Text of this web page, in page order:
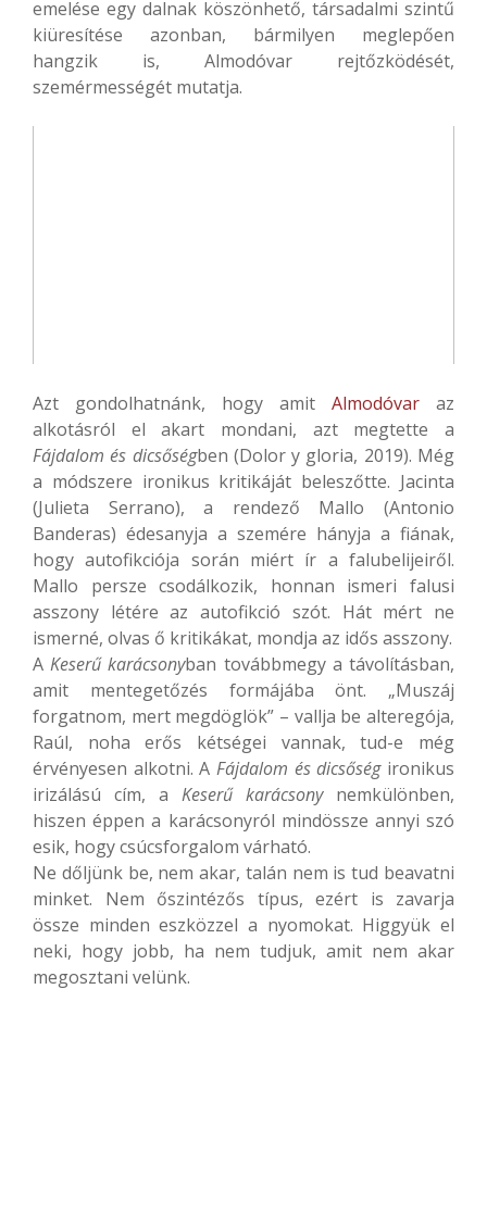
emelése egy dalnak köszönhető, társadalmi szintű
kiüresítése azonban, bármilyen meglepően
hangzik is, Almodóvar rejtőzködését,
szemérmességét mutatja.
Azt gondolhatnánk, hogy amit Almodóvar az
alkotásról el akart mondani, azt megtette a
Fájdalom és dicsőségben (Dolor y gloria, 2019). Még
a módszere ironikus kritikáját beleszőtte. Jacinta
(Julieta Serrano), a rendező Mallo (Antonio
Banderas) édesanyja a szemére hányja a fiának,
hogy autofikciója során miért ír a falubelijeiről.
Mallo persze csodálkozik, honnan ismeri falusi
asszony létére az autofikció szót. Hát mért ne
ismerné, olvas ő kritikákat, mondja az idős asszony.
AKeserű karácsonyban továbbmegy a távolításban,
amit mentegetőzés formájába önt. „Muszáj
forgatnom, mert megdöglök” – vallja be alteregója,
Raúl, noha erős kétségei vannak, tud-e még
érvényesen alkotni. A Fájdalom és dicsőségironikus
irizálású cím, a Keserű karácsonynemkülönben,
hiszen éppen a karácsonyról mindössze annyi szó
esik, hogy csúcsforgalom várható.
Ne dőljünk be, nem akar, talán nem is tud beavatni
minket. Nem őszintézős típus, ezért is zavarja
össze minden eszközzel a nyomokat. Higgyük el
neki, hogy jobb, ha nem tudjuk, amit nem akar
megosztani velünk.